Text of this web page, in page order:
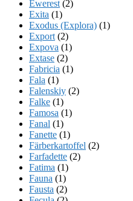
Ewerest (2)
Exita (1)
Exodus (Explora) (1)
Export (2)
Expova (1)
Extase (2)
Fabricia (1)
Fala (1)
Falenskiy (2)
Falke (1)
Famosa (1)
Fanal (1)
Fanette (1)
Färberkartoffel (2)
Farfadette (2)
Fatima (1)
Fauna (1)
Fausta (2)